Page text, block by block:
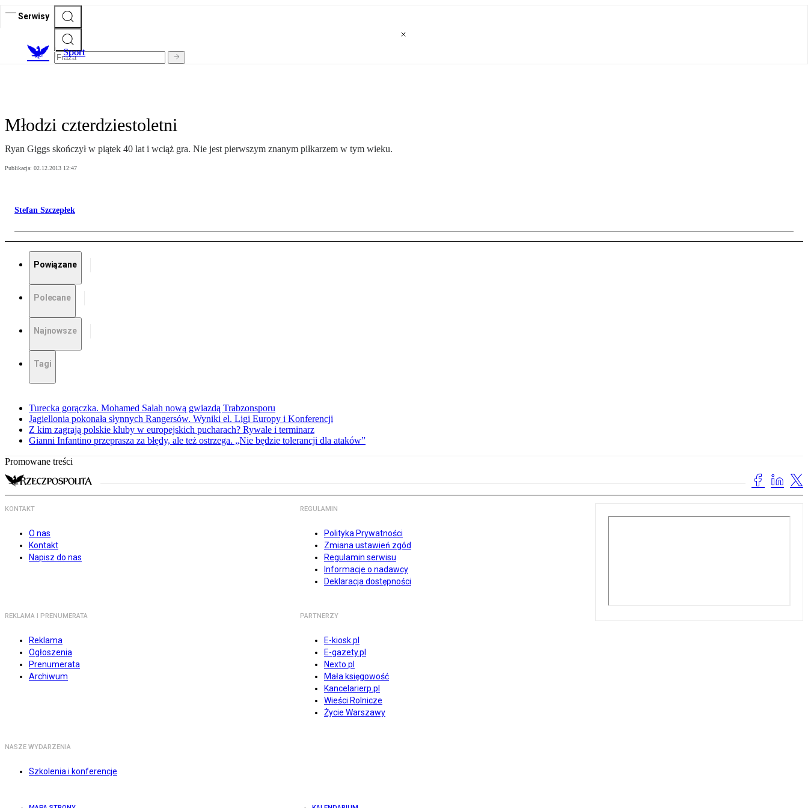
Serwisy
Sport
Młodzi czterdziestoletni
Ryan Giggs skończył w piątek 40 lat i wciąż gra. Nie jest pierwszym znanym piłkarzem w tym wieku.
Publikacja: 02.12.2013 12:47
Stefan Szczepłek
Powiązane
Polecane
Najnowsze
Tagi
Turecka gorączka. Mohamed Salah nową gwiazdą Trabzonsporu
Jagiellonia pokonała słynnych Rangersów. Wyniki el. Ligi Europy i Konferencji
Z kim zagrają polskie kluby w europejskich pucharach? Rywale i terminarz
Gianni Infantino przeprasza za błędy, ale też ostrzega. „Nie będzie tolerancji dla ataków”
Promowane treści
KONTAKT
O nas
Kontakt
Napisz do nas
REGULAMIN
Polityka Prywatności
Zmiana ustawień zgód
Regulamin serwisu
Informacje o nadawcy
Deklaracja dostępności
REKLAMA I PRENUMERATA
Reklama
Ogłoszenia
Prenumerata
Archiwum
PARTNERZY
E-kiosk.pl
E-gazety.pl
Nexto.pl
Mała księgowość
Kancelarierp.pl
Wieści Rolnicze
Życie Warszawy
NASZE WYDARZENIA
Szkolenia i konferencje